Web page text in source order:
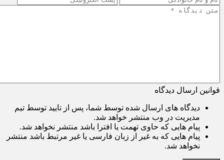
قوانین ارسال دیدگاه
دیدگاه های ارسال شده توسط شما، پس از تایید توسط تیم
مدیریت در وب منتشر خواهد شد.
پیام هایی که حاوی تهمت یا افترا باشد منتشر نخواهد شد.
پیام هایی که به غیر از زبان فارسی یا غیر مرتبط باشد منتشر
نخواهد شد.